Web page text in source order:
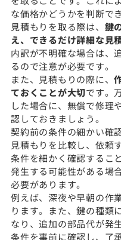
な価格かどうかを判断で
見積もりを取る際は、 鍵
え、できるだけ詳細な見
内訳が不明確な場合は、
るので注意が必要です。
また、見積もりの際に、
ておくことが大切です。
した場合に、無償で修理
認しておきましょう。
契約前の条件の細かい確
見積もりを比較し、依頼
条件を細かく確認するこ
発生する可能性がある場
必要があります。
例えば、深夜や早朝の作
ります。また、鍵の種類
なり、追加の部品代が発
条件を事前に確認し、了